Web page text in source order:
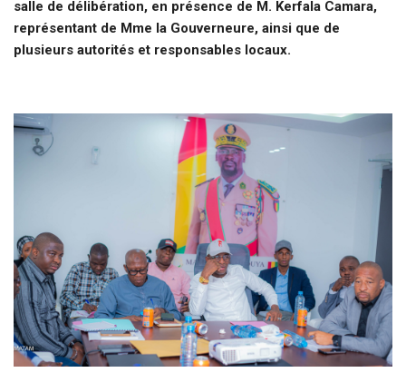
salle de délibération, en présence de M. Kerfala Camara,
représentant de Mme la Gouverneure, ainsi que de
plusieurs autorités et responsables locaux.